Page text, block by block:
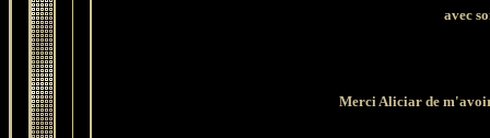
avec
Merci Aliciar de